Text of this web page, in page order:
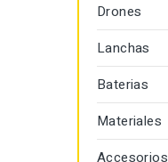
Drones
Lanchas
Baterias
Materiales
Accesorios